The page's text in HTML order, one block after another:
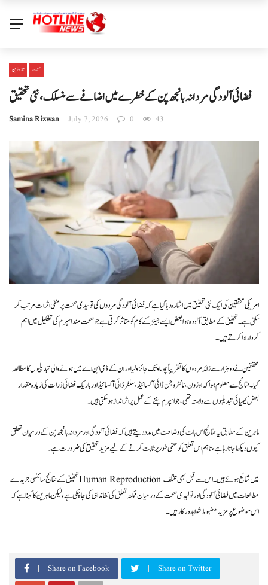
تازہ ترین صحت
فضائی آلودگی مردانہ بانجھ پن کے خطرے میں اضافے سے منسلک، نئی تحقیق
Samina Rizwan July 7, 2026 0 43
امریکی محققین کی ایک نئی تحقیق میں اشارہ دیا گیا ہے کہ فضائی آلودگی مردوں کی تولیدی صحت پر منفی اثرات مرتب کر
سکتی ہے۔ تحقیق کے مطابق آلودہ ہوا بعض ایسے جینز کے کام کو متاثر کرتی ہے جو صحت مند اسپرم کی تشکیل میں اہم
کردار ادا کرتے ہیں۔
محققین نے دو ہزار سے زائد مردوں کا تقریباً چھ ماہ تک جائزہ لیا اور ان کے ڈی این اے میں ہونے والی تبدیلیوں کا مطالعہ
کیا۔ نتائج سے معلوم ہوا کہ اوزون، نائٹروجن ڈائی آکسائیڈ، سلفر ڈائی آکسائیڈ اور باریک فضائی ذرات کی زیادہ مقدار
بعض کیمیائی تبدیلیوں سے وابستہ تھی، جو اسپرم بننے کے عمل پر اثر انداز ہو سکتی ہیں۔
ماہرین کے مطابق یہ نتائج اس بات کی وضاحت میں مدد دیتے ہیں کہ فضائی آلودگی اور مردانہ بانجھ پن کے درمیان تعلق
کیوں دیکھا جاتا رہا ہے، تاہم اس تعلق کو حتمی طور پر ثابت کرنے کے لیے مزید تحقیق کی ضرورت ہے۔
تحقیق کے نتائج سائنسی جریدے Human Reproduction میں شائع ہوئے ہیں۔ اس سے قبل بھی مختلف
مطالعات میں فضائی آلودگی اور تولیدی صحت کے درمیان ممکنہ تعلق کی نشاندہی کی جا چکی ہے، لیکن ماہرین کا کہنا ہے کہ
اس موضوع پر مزید مضبوط شواہد درکار ہیں۔
Share on Facebook Share on Twitter